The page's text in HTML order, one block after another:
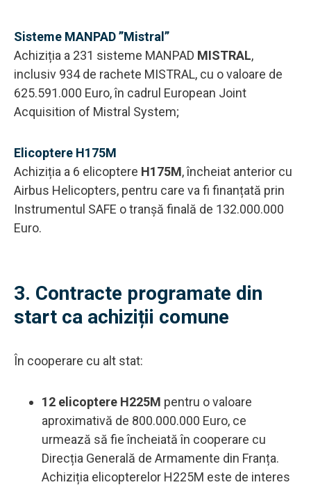
Sisteme MANPAD ”Mistral”
Achiziția a 231 sisteme MANPAD MISTRAL,
inclusiv 934 de rachete MISTRAL, cu o valoare de
625.591.000 Euro, în cadrul European Joint
Acquisition of Mistral System;
Elicoptere H175M
Achiziția a 6 elicoptere H175M, încheiat anterior cu
Airbus Helicopters, pentru care va fi finanțată prin
Instrumentul SAFE o tranșă finală de 132.000.000
Euro.
3. Contracte programate din
start ca achiziții comune
În cooperare cu alt stat:
12 elicoptere H225M pentru o valoare
aproximativă de 800.000.000 Euro, ce
urmează să fie încheiată în cooperare cu
Direcția Generală de Armamente din Franța.
Achiziția elicopterelor H225M este de interes